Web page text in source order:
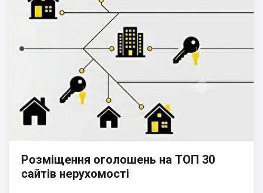
Розміщення оголошень на ТОП 30
сайтів нерухомості